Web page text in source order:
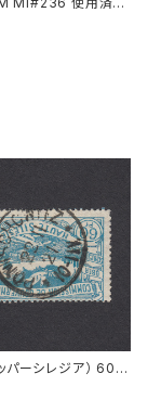
8.6.1923
パーシレジア） 60P
済み切手｜PONI
22.11.1921